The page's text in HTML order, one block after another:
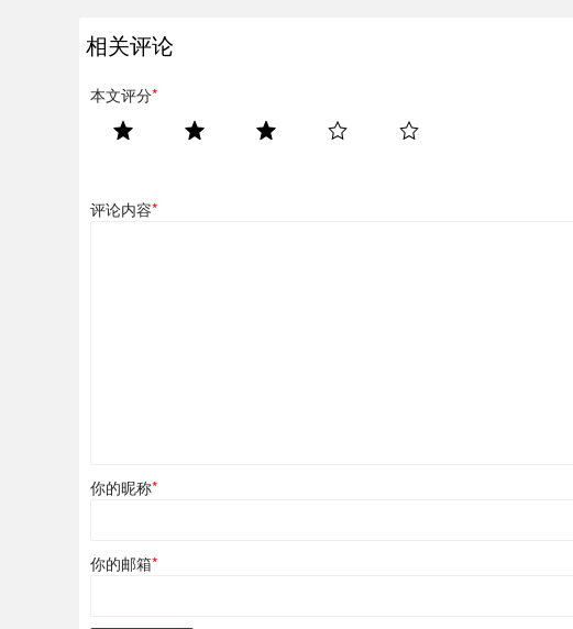
相关评论
本文评分*
评论内容*
你的昵称*
你的邮箱*